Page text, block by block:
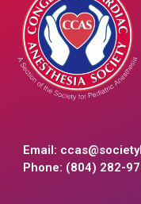
Email:
Phone: (804) 282-